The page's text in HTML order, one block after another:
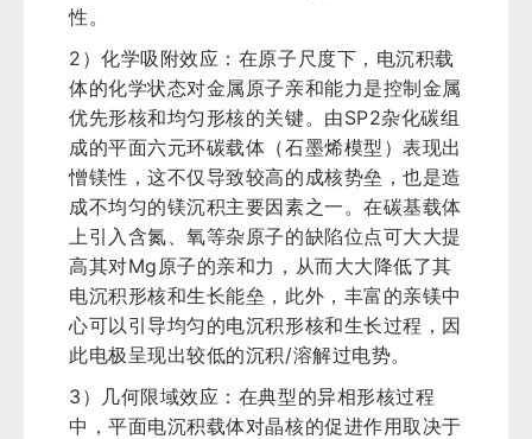
性。
2）化学吸附效应：在原子尺度下，电沉积载
体的化学状态对金属原子亲和能力是控制金属
优先形核和均匀形核的关键。由SP2杂化碳组
成的平面六元环碳载体（石墨烯模型）表现出
憎镁性，这不仅导致较高的成核势垒，也是造
成不均匀的镁沉积主要因素之一。在碳基载体
上引入含氮、氧等杂原子的缺陷位点可大大提
高其对Mg原子的亲和力，从而大大降低了其
电沉积形核和生长能垒，此外，丰富的亲镁中
心可以引导均匀的电沉积形核和生长过程，因
此电极呈现出较低的沉积/溶解过电势。
3）几何限域效应：在典型的异相形核过程
中，平面电沉积载体对晶核的促进作用取决于